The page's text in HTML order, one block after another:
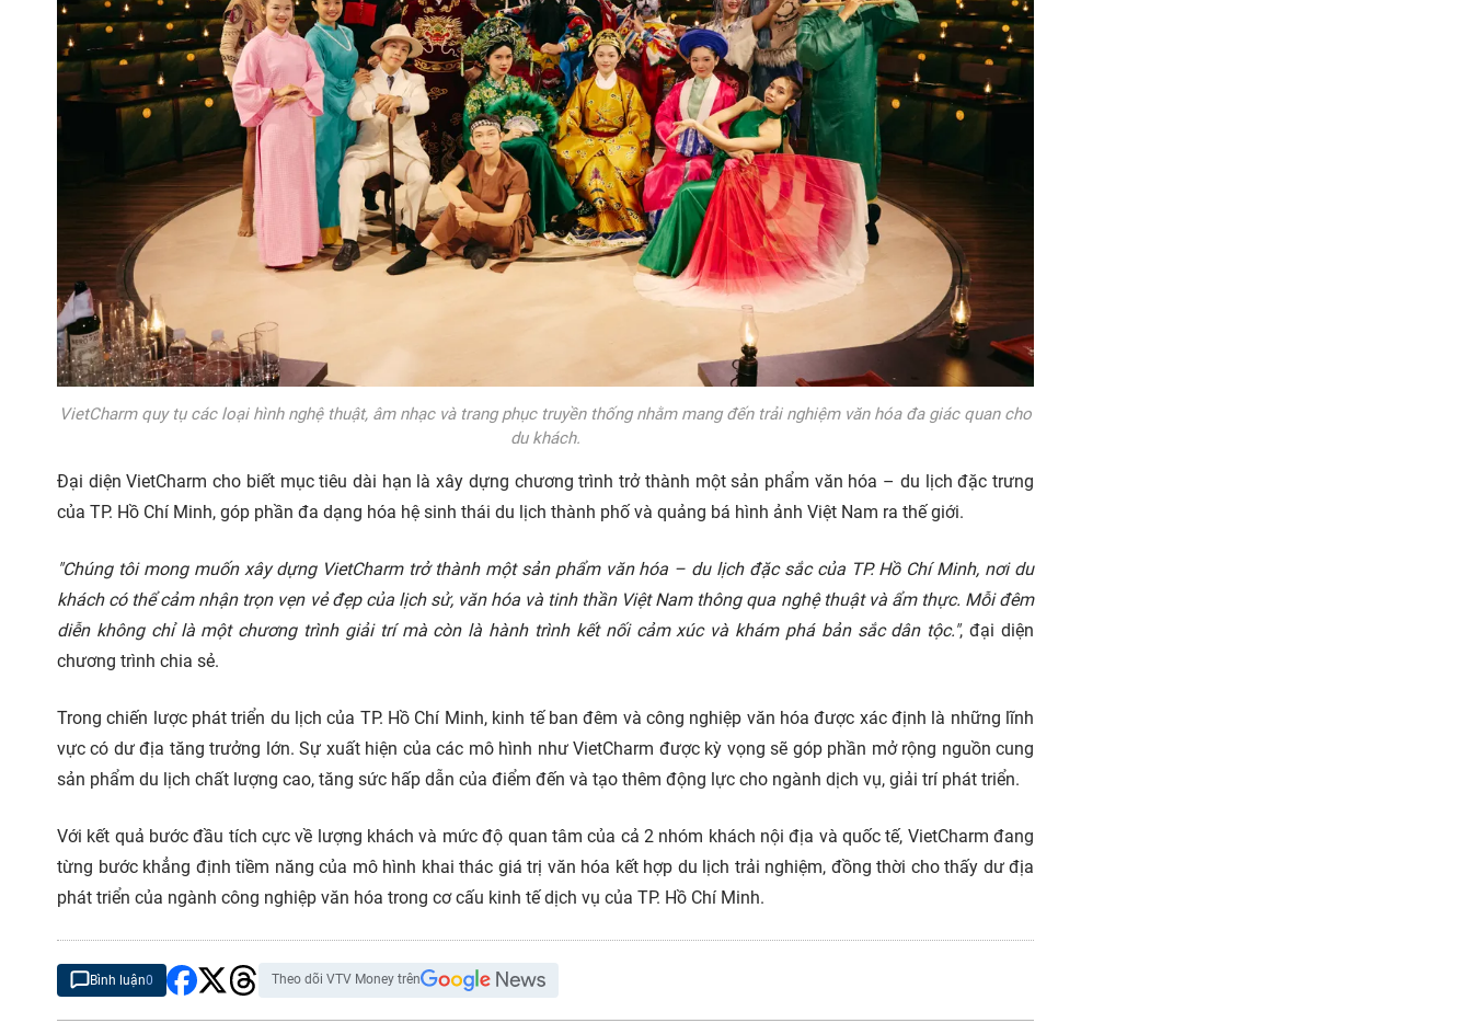
VietCharm quy tụ các loại hình nghệ thuật, âm nhạc và trang phục truyền thống nhằm mang đến trải nghiệm văn hóa đa giác quan cho
du khách.
Đại diện VietCharm cho biết mục tiêu dài hạn là xây dựng chương trình trở thành một sản phẩm văn hóa – du lịch đặc trưng
của TP. Hồ Chí Minh, góp phần đa dạng hóa hệ sinh thái du lịch thành phố và quảng bá hình ảnh Việt Nam ra thế giới.
"Chúng tôi mong muốn xây dựng VietCharm trở thành một sản phẩm văn hóa – du lịch đặc sắc của TP. Hồ Chí Minh, nơi du
khách có thể cảm nhận trọn vẹn vẻ đẹp của lịch sử, văn hóa và tinh thần Việt Nam thông qua nghệ thuật và ẩm thực. Mỗi đêm
diễn không chỉ là một chương trình giải trí mà còn là hành trình kết nối cảm xúc và khám phá bản sắc dân tộc.", đại diện
chương trình chia sẻ.
Trong chiến lược phát triển du lịch của TP. Hồ Chí Minh, kinh tế ban đêm và công nghiệp văn hóa được xác định là những lĩnh
vực có dư địa tăng trưởng lớn. Sự xuất hiện của các mô hình như VietCharm được kỳ vọng sẽ góp phần mở rộng nguồn cung
sản phẩm du lịch chất lượng cao, tăng sức hấp dẫn của điểm đến và tạo thêm động lực cho ngành dịch vụ, giải trí phát triển.
Với kết quả bước đầu tích cực về lượng khách và mức độ quan tâm của cả 2 nhóm khách nội địa và quốc tế, VietCharm đang
từng bước khẳng định tiềm năng của mô hình khai thác giá trị văn hóa kết hợp du lịch trải nghiệm, đồng thời cho thấy dư địa
phát triển của ngành công nghiệp văn hóa trong cơ cấu kinh tế dịch vụ của TP. Hồ Chí Minh.
Bình luận0 Theo dõi VTV Money trên